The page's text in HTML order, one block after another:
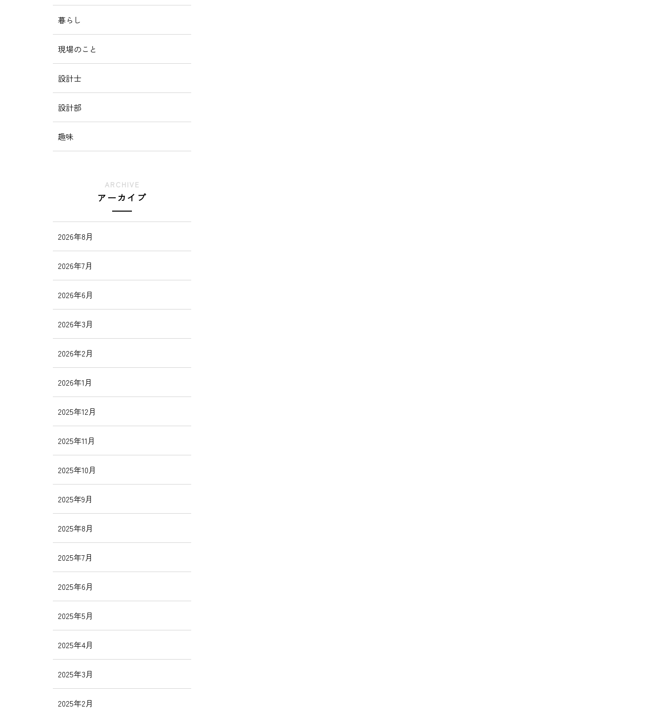
暮らし
現場のこと
設計士
設計部
趣味
ARCHIVE
アーカイブ
2026年8月
2026年7月
2026年6月
2026年3月
2026年2月
2026年1月
2025年12月
2025年11月
2025年10月
2025年9月
2025年8月
2025年7月
2025年6月
2025年5月
2025年4月
2025年3月
2025年2月